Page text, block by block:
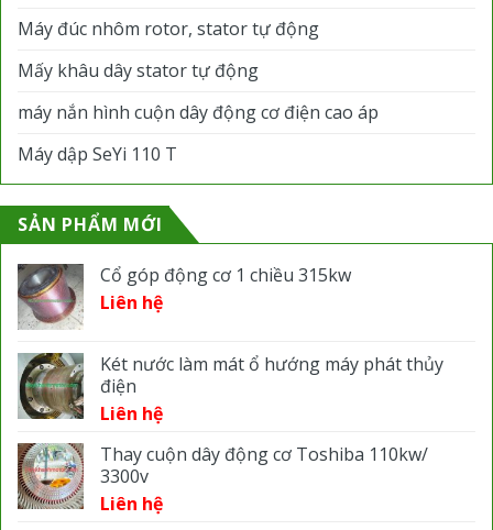
Máy đúc nhôm rotor, stator tự động
Mấy khâu dây stator tự động
máy nắn hình cuộn dây động cơ điện cao áp
Máy dập SeYi 110 T
SẢN PHẨM MỚI
Cổ góp động cơ 1 chiều 315kw
Liên hệ
Két nước làm mát ổ hướng máy phát thủy
điện
Liên hệ
Thay cuộn dây động cơ Toshiba 110kw/
3300v
Liên hệ